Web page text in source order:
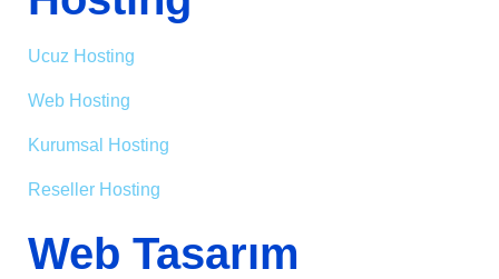
Ucuz Hosting
Web Hosting
Kurumsal Hosting
Reseller Hosting
Web Tasarım